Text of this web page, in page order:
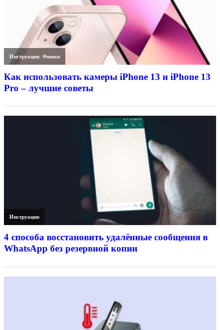
Инструкции,Фишки
Как использовать камеры iPhone 13 и iPhone 13
Pro – лучшие советы
Инструкции
4 способа восстановить удалённые сообщения в
WhatsApp без резервной копии